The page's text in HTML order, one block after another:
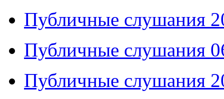
Публичные слушания
Публичные слушания
Публичные слушания